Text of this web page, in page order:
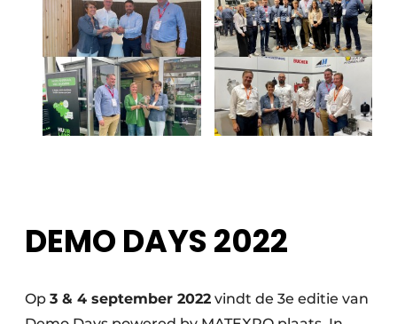
DEMO DAYS 2022
Op 3 & 4 september 2022 vindt de 3e editie van